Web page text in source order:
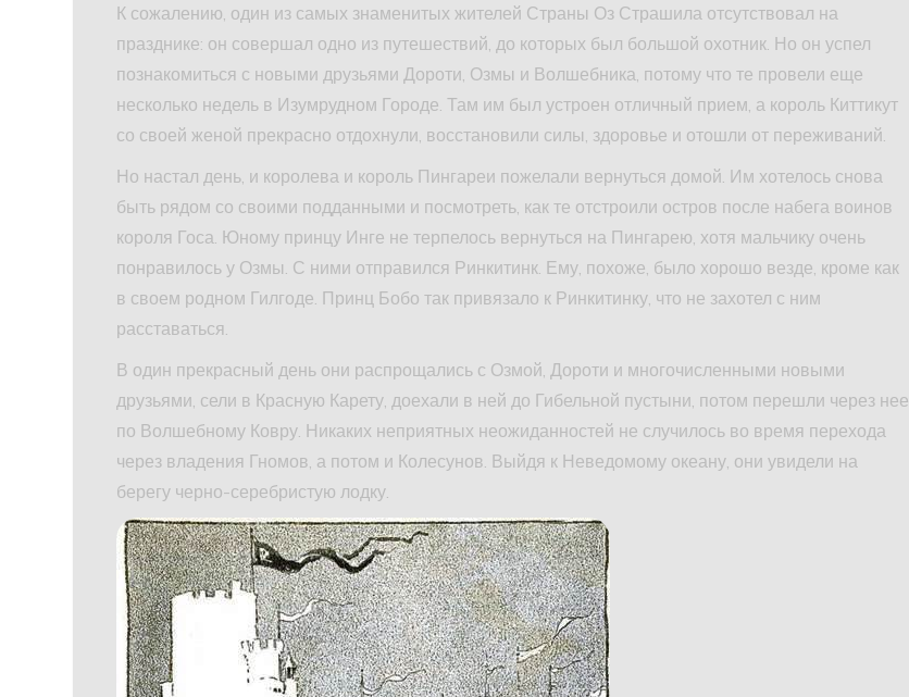
К сожалению, один из самых знаменитых жителей Страны Оз Страшила отсутствовал на
празднике: он совершал одно из путешествий, до которых был большой охотник. Но он успел
познакомиться с новыми друзьями Дороти, Озмы и Волшебника, потому что те провели еще
несколько недель в Изумрудном Городе. Там им был устроен отличный прием, а король Киттикут
со своей женой прекрасно отдохнули, восстановили силы, здоровье и отошли от переживаний.
Но настал день, и королева и король Пингареи пожелали вернуться домой. Им хотелось снова
быть рядом со своими подданными и посмотреть, как те отстроили остров после набега воинов
короля Госа. Юному принцу Инге не терпелось вернуться на Пингарею, хотя мальчику очень
понравилось у Озмы. С ними отправился Ринкитинк. Ему, похоже, было хорошо везде, кроме как
в своем родном Гилгоде. Принц Бобо так привязало к Ринкитинку, что не захотел с ним
расставаться.
В один прекрасный день они распрощались с Озмой, Дороти и многочисленными новыми
друзьями, сели в Красную Карету, доехали в ней до Гибельной пустыни, потом перешли через нее
по Волшебному Ковру. Никаких неприятных неожиданностей не случилось во время перехода
через владения Гномов, а потом и Колесунов. Выйдя к Неведомому океану, они увидели на
берегу черно-серебристую лодку.